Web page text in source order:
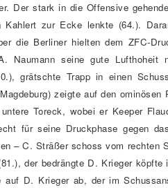
Der stark in die Offensive
Kahlert zur Ecke lenkte (64.).
die Berliner hielten dem ZFC-
Naumann seine gute
grätschte Trapp in einen
zeigte auf den
Toreck, wobei er Keeper
für seine Druckphase gegen
– C. Sträßer schoss vom rechten
der bedrängte D. Krieger
D. Krieger ab, der im